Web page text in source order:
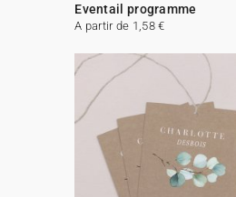
Eventail programme
A partir de 1,58 €